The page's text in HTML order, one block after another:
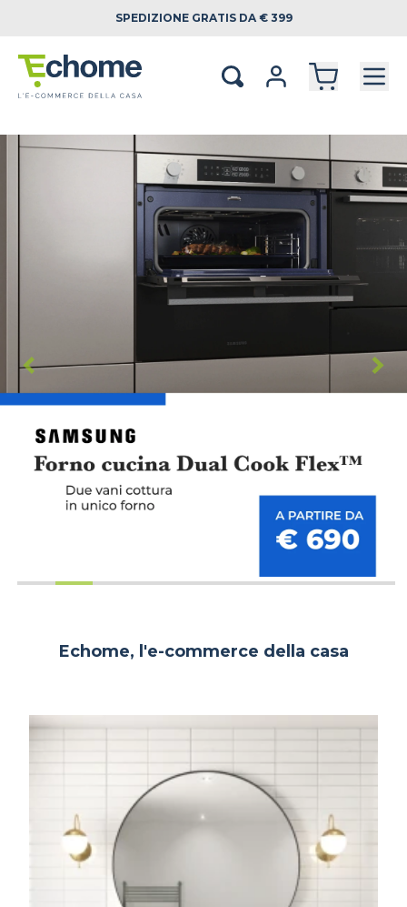
SPEDIZIONE GRATIS DA € 399
Echome, l'e-commerce della casa